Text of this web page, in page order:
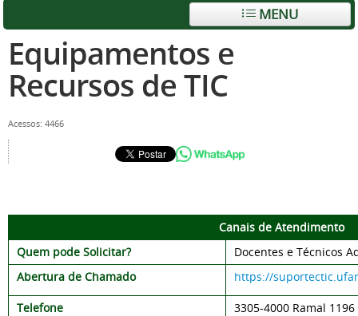
MENU
Equipamentos e
Recursos de TIC
Acessos: 4466
Canais de Atendimento
Quem pode Solicitar?
Docentes e Técnicos
Abertura de Chamado
https://
Telefone 3305-4000 Ramal 1196